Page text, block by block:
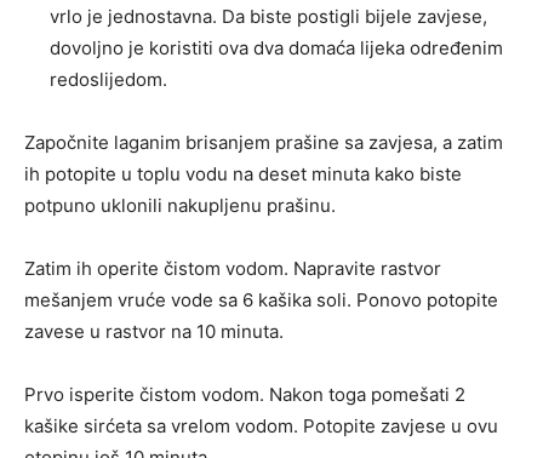
vrlo je jednostavna. Da biste postigli bijele zavjese,
dovoljno je koristiti ova dva domaća lijeka određenim
redoslijedom.
Započnite laganim brisanjem prašine sa zavjesa, a zatim
ih potopite u toplu vodu na deset minuta kako biste
potpuno uklonili nakupljenu prašinu.
Zatim ih operite čistom vodom. Napravite rastvor
mešanjem vruće vode sa 6 kašika soli. Ponovo potopite
zavese u rastvor na 10 minuta.
Prvo isperite čistom vodom. Nakon toga pomešati 2
kašike sirćeta sa vrelom vodom. Potopite zavjese u ovu